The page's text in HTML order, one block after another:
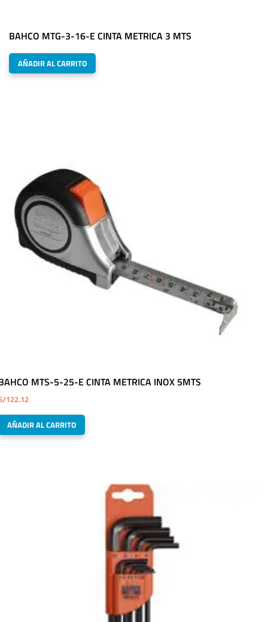
BAHCO MTG-3-16-E CINTA METRICA 3 MTS
AÑADIR AL CARRITO
MTS-5-25-E CINTA METRICA INOX 5MTS
122.12
AÑADIR AL CARRITO